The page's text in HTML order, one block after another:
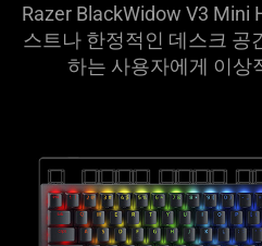
Razer BlackWidow V3 Mini
스트나 한정적인 데스크 공
하는 사용자에게 이상